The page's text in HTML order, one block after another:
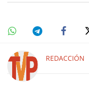
REDACCIÓN